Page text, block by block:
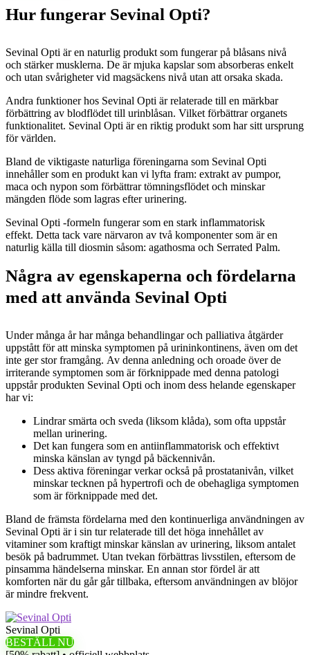
Hur fungerar Sevinal Opti?
Sevinal Opti är en naturlig produkt som fungerar på blåsans nivå
och stärker musklerna. De är mjuka kapslar som absorberas enkelt
och utan svårigheter vid magsäckens nivå utan att orsaka skada.
Andra funktioner hos Sevinal Opti är relaterade till en märkbar
förbättring av blodflödet till urinblåsan. Vilket förbättrar organets
funktionalitet. Sevinal Opti är en riktig produkt som har sitt ursprung
för världen.
Bland de viktigaste naturliga föreningarna som Sevinal Opti
innehåller som en produkt kan vi lyfta fram: extrakt av pumpor,
maca och nypon som förbättrar tömningsflödet och minskar
mängden flöde som lagras efter urinering.
Sevinal Opti -formeln fungerar som en stark inflammatorisk
effekt. Detta tack vare närvaron av två komponenter som är en
naturlig källa till diosmin såsom: agathosma och Serrated Palm.
Några av egenskaperna och fördelarna
med att använda Sevinal Opti
Under många år har många behandlingar och palliativa åtgärder
uppstått för att minska symptomen på urininkontinens, även om det
inte ger stor framgång. Av denna anledning och oroade över de
irriterande symptomen som är förknippade med denna patologi
uppstår produkten Sevinal Opti och inom dess helande egenskaper
har vi:
Lindrar smärta och sveda (liksom klåda), som ofta uppstår
mellan urinering.
Det kan fungera som en antiinflammatorisk och effektivt
minska känslan av tyngd på bäckennivån.
Dess aktiva föreningar verkar också på prostatanivån, vilket
minskar tecknen på hypertrofi och de obehagliga symptomen
som är förknippade med det.
Bland de främsta fördelarna med den kontinuerliga användningen av
Sevinal Opti är i sin tur relaterade till det höga innehållet av
vitaminer som kraftigt minskar känslan av urinering, liksom antalet
besök på badrummet. Utan tvekan förbättras livsstilen, eftersom de
pinsamma händelserna minskar. En annan stor fördel är att
komforten när du går går tillbaka, eftersom användningen av blöjor
är mindre frekvent.
Sevinal Opti
BESTÄLL NU